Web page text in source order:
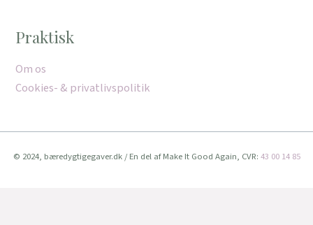
Praktisk
Om os
Cookies- & privatlivspolitik
© 2024, bæredygtigegaver.dk / En del af Make It Good Again, CVR: 43 00 14 85